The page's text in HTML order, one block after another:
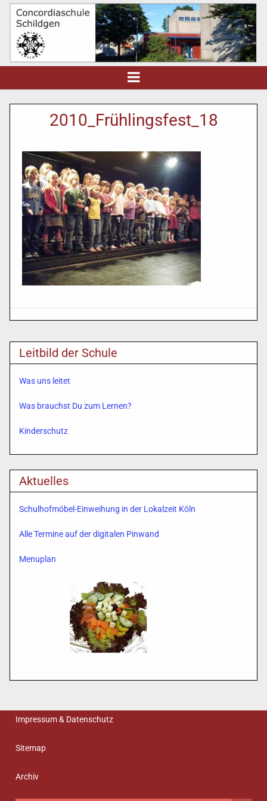
2010_Frühlingsfest_18
Leitbild der Schule
Was uns leitet
Was brauchst Du zum Lernen?
Kinderschutz
Aktuelles
Schulhofmöbel-Einweihung in der Lokalzeit Köln
Alle Termine auf der digitalen Pinwand
Menuplan
Impressum & Datenschutz
Sitemap
Archiv